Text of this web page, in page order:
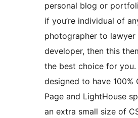
personal blog or
if you’re individual of
photographer to lawyer
developer, then this
the best choice for you.
designed to have 100%
Page and LightHouse
an extra small size of